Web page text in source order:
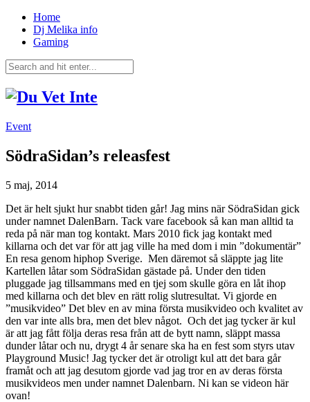
Home
Dj Melika info
Gaming
Event
SödraSidan’s releasfest
5 maj, 2014
Det är helt sjukt hur snabbt tiden går! Jag mins när SödraSidan gick
under namnet DalenBarn. Tack vare facebook så kan man alltid ta
reda på när man tog kontakt. Mars 2010 fick jag kontakt med
killarna och det var för att jag ville ha med dom i min ”dokumentär”
En resa genom hiphop Sverige. Men däremot så släppte jag lite
Kartellen låtar som SödraSidan gästade på. Under den tiden
pluggade jag tillsammans med en tjej som skulle göra en låt ihop
med killarna och det blev en rätt rolig slutresultat. Vi gjorde en
”musikvideo” Det blev en av mina första musikvideo och kvalitet av
den var inte alls bra, men det blev något. Och det jag tycker är kul
är att jag fått följa deras resa från att de bytt namn, släppt massa
dunder låtar och nu, drygt 4 år senare ska ha en fest som styrs utav
Playground Music! Jag tycker det är otroligt kul att det bara går
framåt och att jag desutom gjorde vad jag tror en av deras första
musikvideos men under namnet Dalenbarn. Ni kan se videon här
ovan!